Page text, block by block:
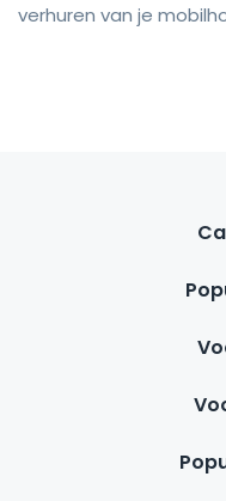
verhuren van je